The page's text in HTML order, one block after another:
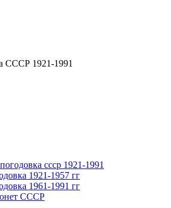
СССР 1921-1991
ссср 1921-1991
1921-1957 гг
1961-1991 гг
СССР